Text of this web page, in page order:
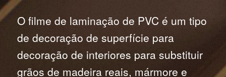
O filme de laminação de PVC é um tipo
de decoração de superfície para
decoração de interiores para substituir
grãos de madeira reais, mármore e